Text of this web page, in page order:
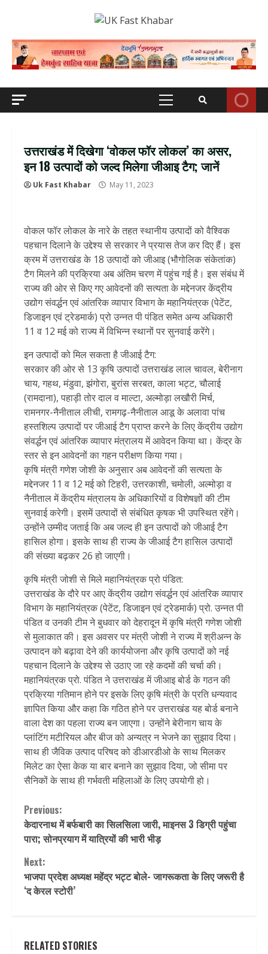
Primary
उत्तराखंड में दिखेगा ‘वोकल फॉर लोकल’ का असर,
इन 18 उत्पादों को जल्द मिलेगा जीआइ टैग; जानें
Uk Fast Khabar May 11, 2023
वोकल फॉर लोकल के नारे के तहत स्थानीय उत्पादों को वैश्विक
पहचान दिलाने के उद्देश्य से सरकार ने प्रयास तेज कर दिए हैं। इस
क्रम में उत्तराखंड के 18 उत्पादों को जीआइ (भौगोलिक संकेतांक)
टैग मिलने की प्रक्रिया अब अंतिम चरण में पहुंच गई है। इस संबंध में
राज्य की ओर से किए गए आवेदनों की सत्यता के मद्देनजर केंद्रीय
उद्योग संवर्द्धन एवं आंतरिक व्यापार विभाग के महानियंत्रक (पेटेंट,
डिजाइन एवं ट्रेडमार्क) प्रो उन्नत पी पंडित समेत अन्य अधिकारी
11 व 12 मई को राज्य में विभिन्न स्थानों पर सुनवाई करेंगे।
इन उत्पादों को मिल सकता है जीआई टैग:
सरकार की ओर से 13 कृषि उत्पादों उत्तराखंड लाल चावल, बेरीनाग
चाय, गहथ, मंडुवा, झंगोरा, बुरांस सरबत, काला भट्ट, चौलाई
(रामदाना), पहाड़ी तोर दाल व माल्टा, अल्मोड़ा लखौरी मिर्च,
रामनगर-नैनीताल लीची, रामगढ़-नैनीताल आडू के अलावा पांच
हस्तशिल्प उत्पादों पर जीआई टैग प्राप्त करने के लिए केंद्रीय उद्योग
संवर्द्धन एवं आंतरिक व्यापार मंत्रालय में आवेदन किया था। केंद्र के
स्तर से इन आवेदनों का गहन परीक्षण किया गया।
कृषि मंत्री गणेश जोशी के अनुसार अब आवेदनों की सत्यता के
मद्देनजर 11 व 12 मई को टिहरी, उत्तरकाशी, चमोली, अल्मोड़ा व
नैनीताल में केंद्रीय मंत्रालय के अधिकारियों व विशेषज्ञों की टीम
सुनवाई करेगी। इसमें उत्पादों से संबंधित कृषक भी उपस्थित रहेंगे।
उन्होंने उम्मीद जताई कि अब जल्द ही इन उत्पादों को जीआई टैग
हासिल होगा। इसके साथ ही राज्य के जीआई टैग हासिल उत्पादों
की संख्या बढ़कर 26 हो जाएगी।
कृषि मंत्री जोशी से मिले महानियंत्रक प्रो पंडित:
उत्तराखंड के दौरे पर आए केंद्रीय उद्योग संवर्द्धन एवं आंतरिक व्यापार
विभाग के महानियंत्रक (पेटेंट, डिजाइन एवं ट्रेडमार्क) प्रो. उन्नत पी
पंडित व उनकी टीम ने बुधवार को देहरादून में कृषि मंत्री गणेश जोशी
से मुलाकात की। इस अवसर पर मंत्री जोशी ने राज्य में श्रीअन्न के
उत्पादन को बढ़ावा देने की कार्ययोजना और कृषि उत्पादों को नई
पहचान दिलाने के उद्देश्य से उठाए जा रहे कदमों की चर्चा की।
महानियंत्रक प्रो. पंडित ने उत्तराखंड में जीआइ बोर्ड के गठन की
प्रक्रिया गतिमान होने पर इसके लिए कृषि मंत्री के प्रति धन्यवाद
ज्ञापित किया और कहा कि गठित होने पर उत्तराखंड यह बोर्ड बनाने
वाला देश का पहला राज्य बन जाएगा। उन्होंने बेरीनाग चाय के
प्लांटिंग मटीरियल और बीज को अन्यत्र न भेजने का सुझाव दिया।
साथ ही जैविक उत्पाद परिषद को डीआरडीओ के साथ मिलकर
मिलेट का ऐसा केक या बार बनाने का सुझाव दिया, जो सीमा पर
सैनिकों के साथ ही गर्भवती महिलाओं के लिए उपयोगी हो।
Continue
Reading
Previous:
केदारनाथ में बर्फबारी का सिलसिला जारी, माइनस 3 डिग्री पहुंचा
पारा; सोनप्रयाग में यात्रियों की भारी भीड़
Next:
भाजपा प्रदेश अध्यक्ष महेंद्र भट्ट बोले- जागरूकता के लिए जरूरी है
‘द केरल स्टोरी’
RELATED STORIES